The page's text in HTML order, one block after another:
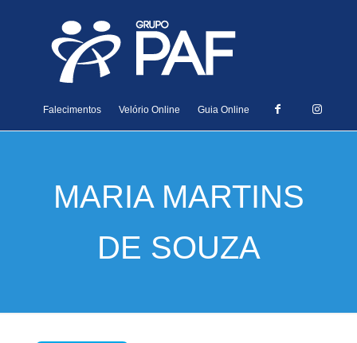
Falecimentos Velório Online Guia Online
MARIA MARTINS
DE SOUZA